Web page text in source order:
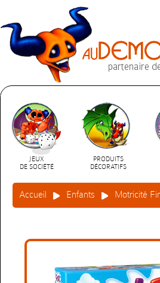
JEUX
DE SOCIÉTÉ
PRODUITS
DÉCORATIFS
Accueil Enfants Motricité